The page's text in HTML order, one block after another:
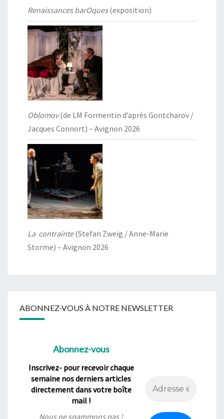
Renaissances barOques(exposition)
Oblomov(de LM Formentin d’après Gontcharov /
Jacques Connort) – Avignon 2026
La contrainte(Stefan Zweig / Anne-Marie
Storme) – Avignon 2026
ABONNEZ-VOUS À NOTRE NEWSLETTER
Abonnez-vous
Inscrivez- pour recevoir chaque
semaine nos derniers articles
directement dans votre boîte
mail !
Nous ne spammons pas !